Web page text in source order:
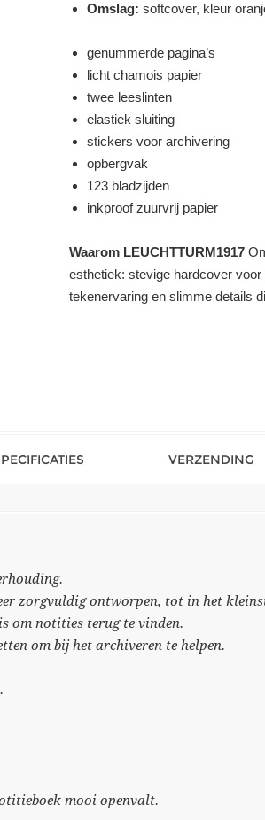
Omslag: softcover, kleur
genummerde pagina’s
licht chamois papier
twee leeslinten
elastiek sluiting
stickers voor archivering
opbergvak
123 bladzijden
inkproof zuurvrij papier
Waarom LEUCHTTURM1917
esthetiek: stevige hardcover
tekenervaring en slimme details
VERZENDING
zorgvuldig ontworpen, tot in het
om notities terug te vinden.
om bij het archiveren te helpen.
mooi openvalt.